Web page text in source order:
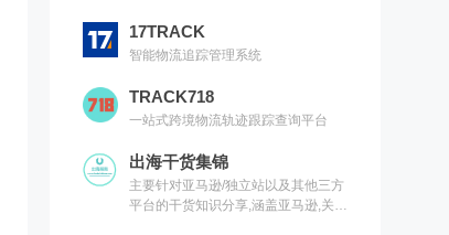
17TRACK
智能物流追踪管理系统
TRACK718
一站式跨境物流轨迹跟踪查询平台
出海干货集锦
主要针对亚马逊/独立站以及其他三方
平台的干货知识分享,涵盖亚马逊,关键